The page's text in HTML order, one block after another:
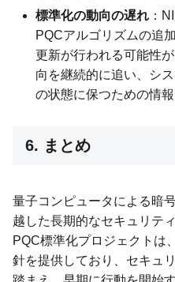
標準化の動向の遅れ ：
PQCアルゴリズムの追
更新が行われる可能性
向を継続的に追い、シ
の状態に保つための情
6. まとめ
量子コンピュータによる暗
越した長期的なセキュリテ
PQC標準化プロジェクトは
針を提供しており、セキュ